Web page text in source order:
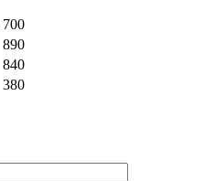
700
890
840
380